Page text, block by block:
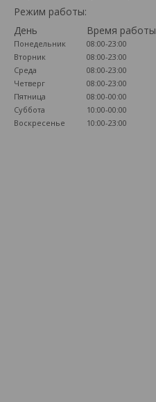
Режим работы:
День
Время работы
Понедельник
08:00-23:00
Вторник
08:00-23:00
Среда
08:00-23:00
Четверг
08:00-23:00
Пятница
08:00-00:00
Суббота
10:00-00:00
Воскресенье
10:00-23:00